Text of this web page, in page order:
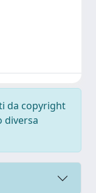
da copyright
diversa